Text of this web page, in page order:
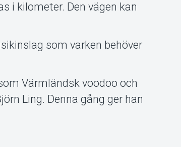
i kilometer. Den vägen kan
som varken behöver
Värmländsk voodoo och
Ling. Denna gång ger han